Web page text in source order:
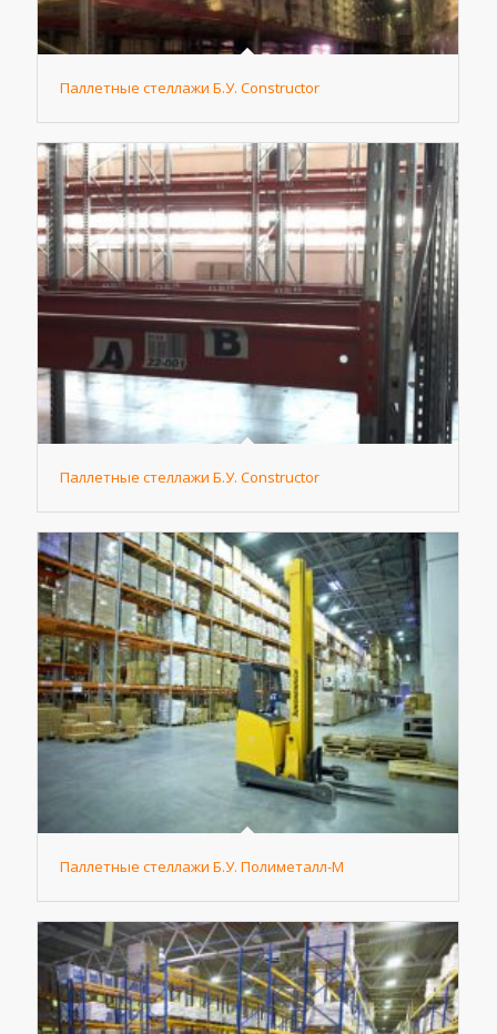
Паллетные стеллажи Б.У. Constructor
Паллетные стеллажи Б.У. Constructor
Паллетные стеллажи Б.У. Полиметалл-М